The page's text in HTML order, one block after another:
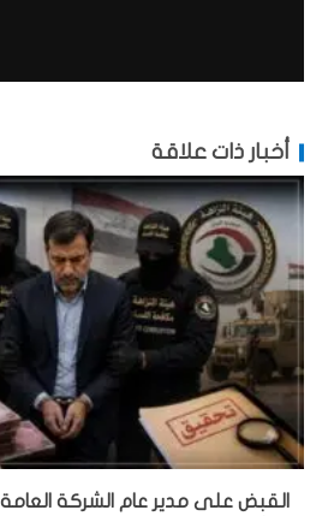
أخبار ذات علاقة
القبض على مدير عام الشركة العامة